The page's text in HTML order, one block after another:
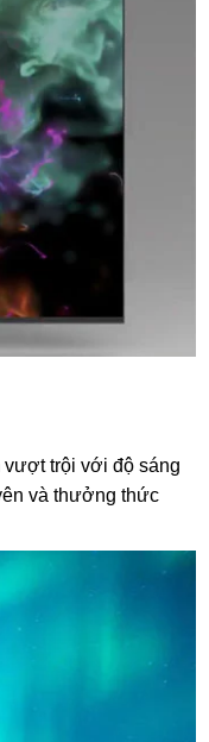
vượt trội với độ sáng
và thưởng thức